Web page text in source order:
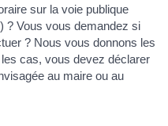
sur la voie publique
? Vous vous demandez si
? Nous vous donnons les
cas, vous devez déclarer
au maire ou au